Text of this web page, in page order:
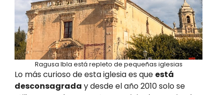
Ragusa Ibla está repleto de pequeñas iglesias
Lo más curioso de esta iglesia es que está
desconsagrada y desde el año 2010 solo se